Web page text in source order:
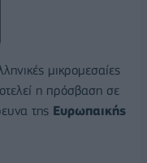
μικρομεσαίες
η πρόσβαση σε
της Ευρωπαικής